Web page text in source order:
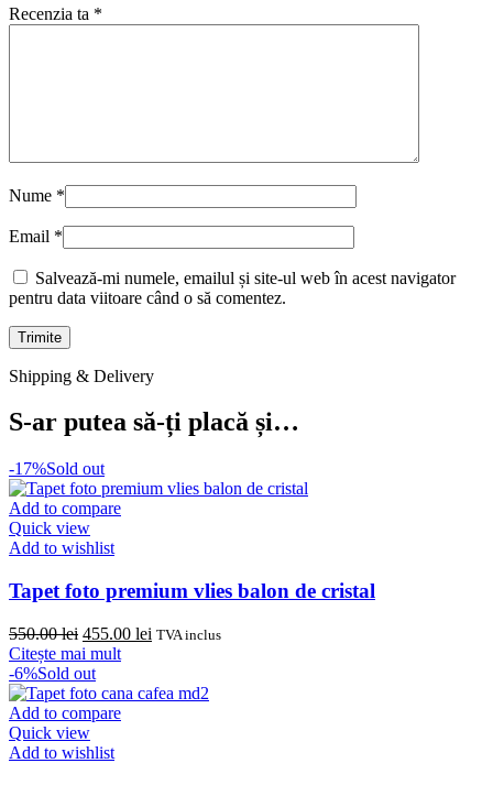
Recenzia ta *
Nume *
Email *
Salvează-mi numele, emailul și site-ul web în acest navigator
pentru data viitoare când o să comentez.
Shipping & Delivery
S-ar putea să-ți placă și…
-17%Sold out
Add to compare
Quick view
Add to wishlist
Tapet foto premium vlies balon de cristal
550.00lei Prețul
inițial
a
fost:
550.00 lei.
455.00 lei Prețul
455.00 lei.
TVA inclus
Citește mai mult
-6%Sold out
Add to compare
Quick view
Add to wishlist